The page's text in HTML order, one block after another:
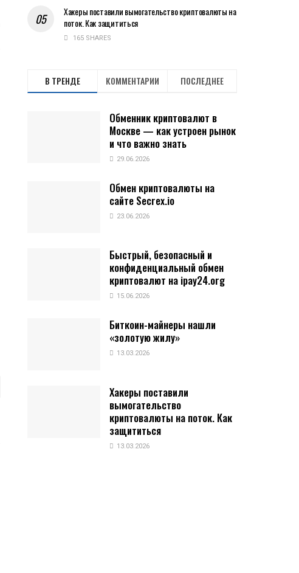
Хакеры поставили вымогательство криптовалюты на
поток. Как защититься
165 SHARES
В ТРЕНДЕ КОММЕНТАРИИ ПОСЛЕДНЕЕ
Обменник криптовалют в
Москве — как устроен рынок
и что важно знать
29.06.2026
Обмен криптовалюты на
сайте Secrex.io
23.06.2026
Быстрый, безопасный и
конфиденциальный обмен
криптовалют на ipay24.org
15.06.2026
Биткоин-майнеры нашли
«золотую жилу»
13.03.2026
Хакеры поставили
вымогательство
криптовалюты на поток. Как
защититься
13.03.2026